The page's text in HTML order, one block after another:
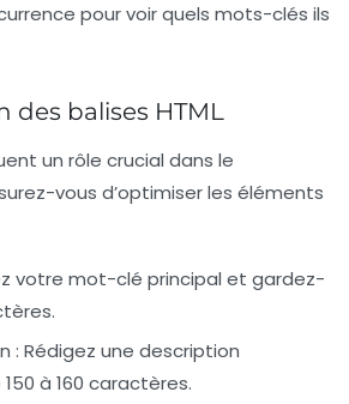
pour voir quels mots-clés ils
des balises HTML
un rôle crucial dans le
vous d’optimiser les éléments
votre mot-clé principal et gardez-
: Rédigez une description
à 160 caractères.